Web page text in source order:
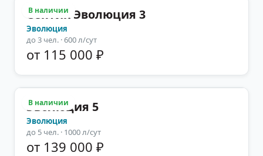
В наличии
Септик Эволюция 3
Эволюция
до 3 чел. · 600 л/сут
от 115 000 ₽
В наличии
Эволюция 5
Эволюция
до 5 чел. · 1000 л/сут
от 139 000 ₽